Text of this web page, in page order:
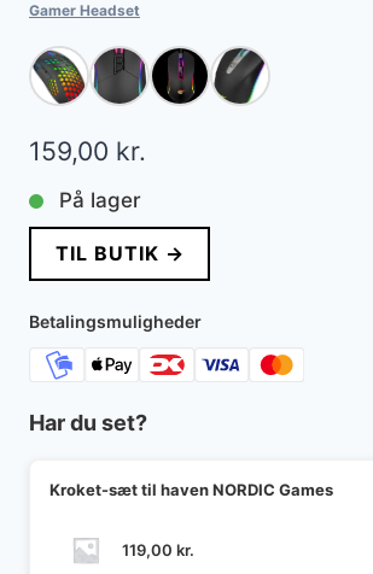
Gamer Headset
159,00 kr.
På lager
TIL BUTIK →
Betalingsmuligheder
Har du set?
Kroket-sæt til haven NORDIC Games
119,00 kr.